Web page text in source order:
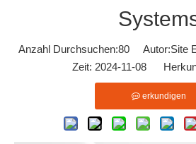
Anzahl Durchsuchen:80Autor:Site
Zeit: 2024-11-08
erkundigen